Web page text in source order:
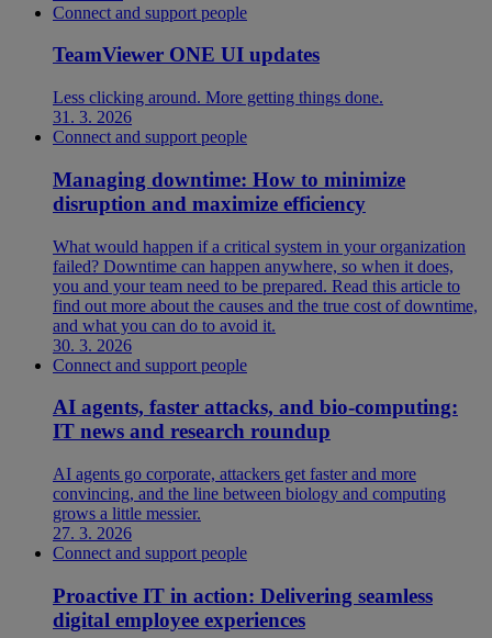
Connect and support people
TeamViewer ONE UI updates
Less clicking around. More getting things done.
31. 3. 2026
Connect and support people
Managing downtime: How to minimize
disruption and maximize efficiency
What would happen if a critical system in your organization
failed? Downtime can happen anywhere, so when it does,
you and your team need to be prepared. Read this article to
find out more about the causes and the true cost of downtime,
and what you can do to avoid it.
30. 3. 2026
Connect and support people
AI agents, faster attacks, and bio-computing:
IT news and research roundup
AI agents go corporate, attackers get faster and more
convincing, and the line between biology and computing
grows a little messier.
27. 3. 2026
Connect and support people
Proactive IT in action: Delivering seamless
digital employee experiences